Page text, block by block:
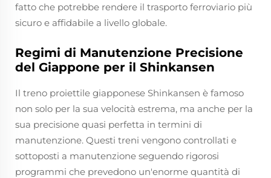
fatto che potrebbe rendere il trasporto ferroviario più
sicuro e affidabile a livello globale.
Regimi di Manutenzione Precisione
del Giappone per il Shinkansen
Il treno proiettile giapponese Shinkansen è famoso
non solo per la sua velocità estrema, ma anche per la
sua precisione quasi perfetta in termini di
manutenzione. Questi treni vengono controllati e
sottoposti a manutenzione seguendo rigorosi
programmi che prevedono un'enorme quantità di